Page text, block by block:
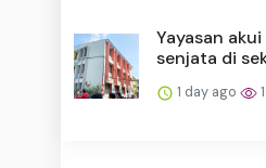
Yayasan
senjata di
1 day ago